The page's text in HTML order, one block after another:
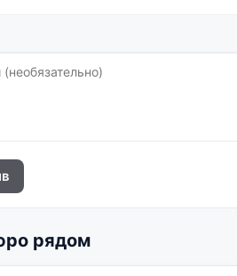
рядом